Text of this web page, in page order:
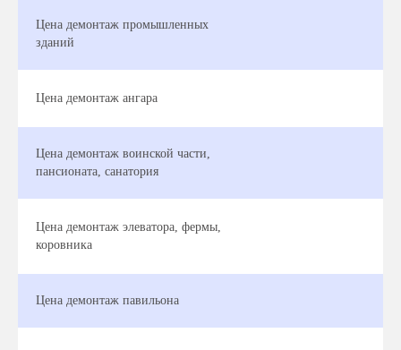
Цена демонтаж промышленных
зданий
Цена демонтаж ангара
Цена демонтаж воинской части,
пансионата, санатория
Цена демонтаж элеватора, фермы,
коровника
Цена демонтаж павильона